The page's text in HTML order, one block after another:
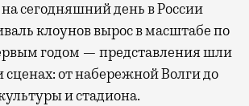
сегодняшний день в России
клоунов вырос в масштабе по
годом — представления шли
сценах: от набережной Волги до
и стадиона.